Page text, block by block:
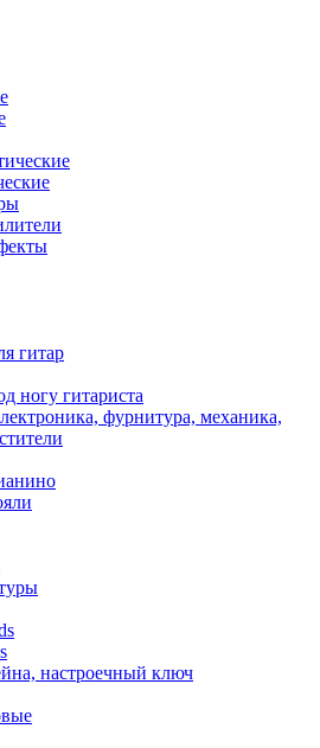
гитар
ногу гитариста
фурнитура, механика,
настроечный ключ